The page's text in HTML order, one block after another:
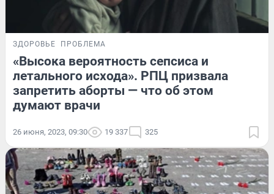
ЗДОРОВЬЕ ПРОБЛЕМА
«Высока вероятность сепсиса и
летального исхода». РПЦ призвала
запретить аборты — что об этом
думают врачи
26 июня, 2023, 09:30 19 337 325